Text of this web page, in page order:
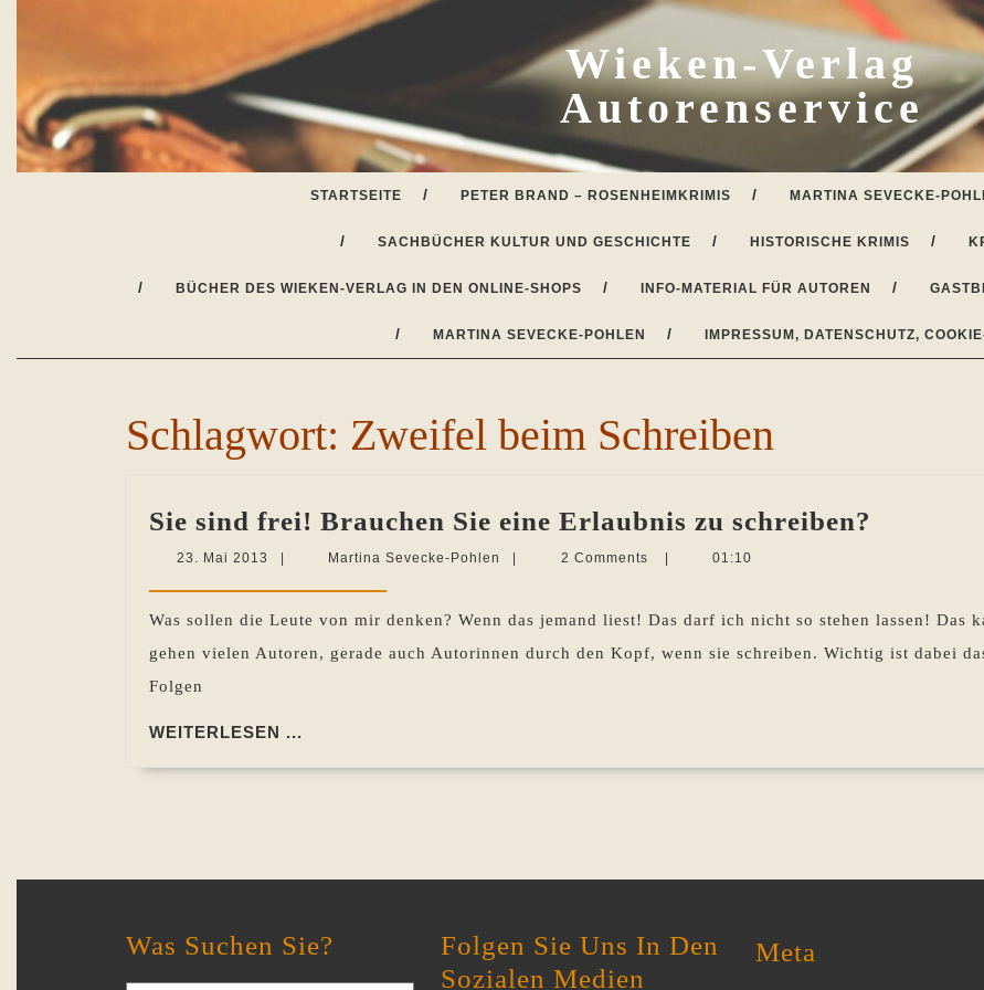
Wieken-Verlag
Autorenservice
STARTSEITE PETER BRAND – ROSENHEIMKRIMIS MARTINA SEVECKE-
SACHBÜCHER KULTUR UND GESCHICHTE HISTORISCHE KRIMIS
BÜCHER DES WIEKEN-VERLAG IN DEN ONLINE-SHOPS INFO-MATERIAL FÜR AUTOREN
MARTINA SEVECKE-POHLEN IMPRESSUM, DATENSCHUTZ,
Schlagwort: Zweifel beim Schreiben
Sie sind frei! Brauchen Sie eine Erlaubnis zu schreiben?
Sie
23. Mai 2013 23.
2013
Martina Sevecke-Pohlen
Martina
2 Comments 01:10
Was sollen die Leute von mir denken? Wenn das jemand liest! Das darf ich nicht so stehen lassen! Das
gehen vielen Autoren, gerade auch Autorinnen durch den Kopf, wenn sie schreiben. Wichtig ist dabei
Folgen
WEITERLESEN ...
Was Suchen Sie?
Folgen Sie Uns In Den
Sozialen Medien
Meta